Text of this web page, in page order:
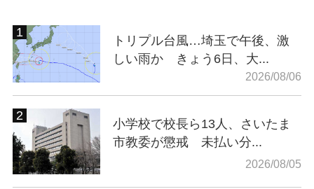
トリプル台風…埼玉で午後、激
しい雨か きょう6日、大...
2026/08/06
小学校で校長ら13人、さいたま
市教委が懲戒 未払い分...
2026/08/05